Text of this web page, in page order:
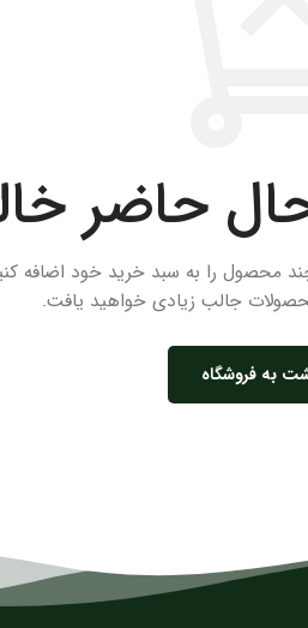
حاضر
محصول را به سبد خرید خود اضافه
جالب زیادی خواهید یافت.
به فروشگاه